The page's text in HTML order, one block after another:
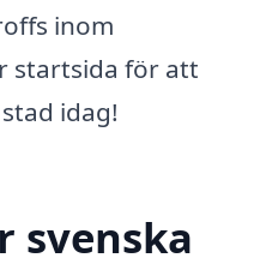
inom
startsida för att
idag!
svenska